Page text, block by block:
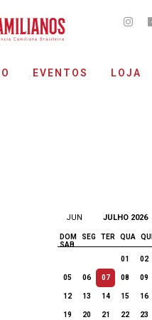
EVENTOS LOJA
JUN JULHO 2026
DOM SEG TER QUA QUI
SAB
01
02
05 06 07 08 09
12 13 14 15 16
19 20 21 22 23